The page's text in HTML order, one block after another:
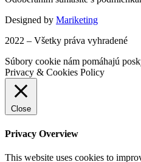
Designed by Mariketing
2022 – Všetky práva vyhradené
Súbory cookie nám pomáhajú
Privacy & Cookies Policy
Close
Privacy Overview
This website uses cookies to